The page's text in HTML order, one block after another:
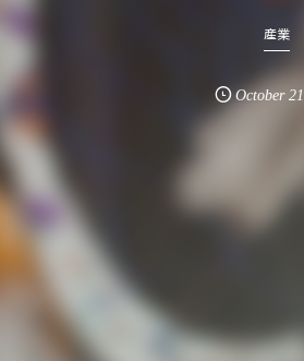
産業
October 21